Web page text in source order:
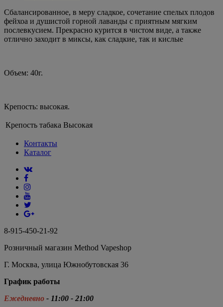
Сбалансированное, в меру сладкое, сочетание спелых плодов
фейхоа и душистой горной лаванды с приятным мягким
послевкусием. Прекрасно курится в чистом виде, а также
отлично заходит в миксы, как сладкие, так и кислые
Объем: 40г.
Крепость: высокая.
Крепость табака Высокая
Контакты
Каталог
8-915-450-21-92
Розничный магазин Method Vapeshop
Г. Москва, улица Южнобутовская 36
График работы
Ежедневно - 11:00 - 21:00